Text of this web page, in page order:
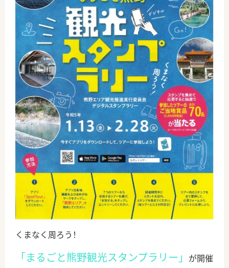
くまなく周ろう！
「まるごと熊野観光スタンプラリー」
が開催